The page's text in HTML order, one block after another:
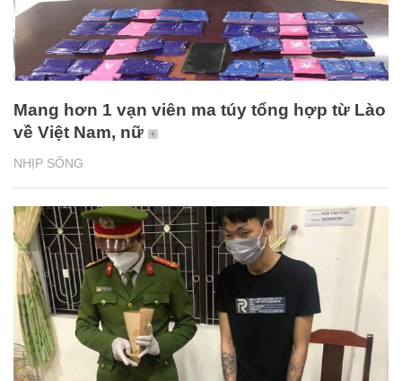
NHỊP SỐNG
Mang hơn 1 vạn viên ma túy tổng hợp từ Lào
về Việt Nam, nữ